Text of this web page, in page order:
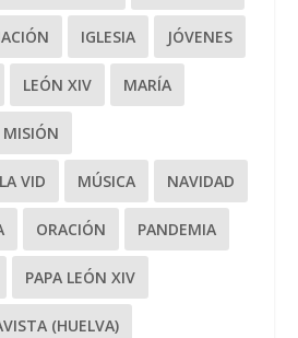
IGLESIA JÓVENES
LEÓN XIV MARÍA
MISIÓN
VID MÚSICA NAVIDAD
ORACIÓN PANDEMIA
PAPA LEÓN XIV
(HUELVA)